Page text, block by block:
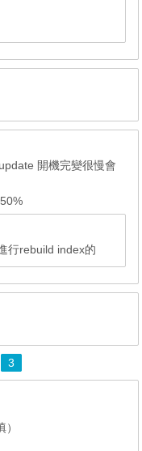
開機完變很慢會
行rebuild index的
3